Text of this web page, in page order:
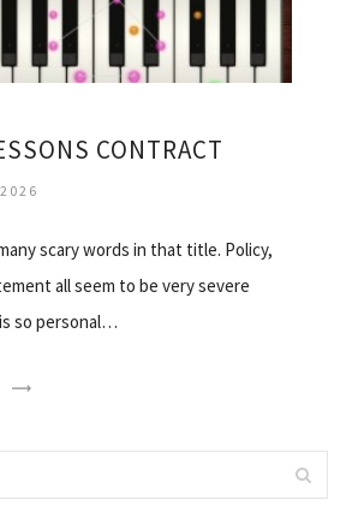
CONTRACT
scary words in that title. Policy,
all seem to be very severe
so personal…